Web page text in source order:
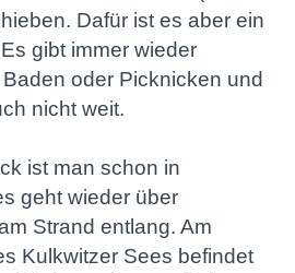
Dafür ist es aber ein
gibt immer wieder
oder Picknicken und
nicht weit.
ist man schon in
geht wieder über
Strand entlang. Am
Kulkwitzer Sees befindet